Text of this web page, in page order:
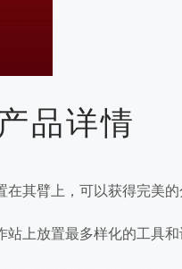
产品详情
其臂上，可以获得完美
上放置最多样化的工